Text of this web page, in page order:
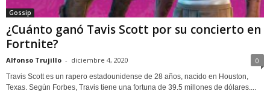
Gossip
¿Cuánto ganó Tavis Scott por su concierto en
Fortnite?
Alfonso Trujillo - diciembre 4, 2020 0
Travis Scott es un rapero estadounidense de 28 años, nacido en Houston,
Texas. Según Forbes, Travis tiene una fortuna de 39.5 millones de dólares....